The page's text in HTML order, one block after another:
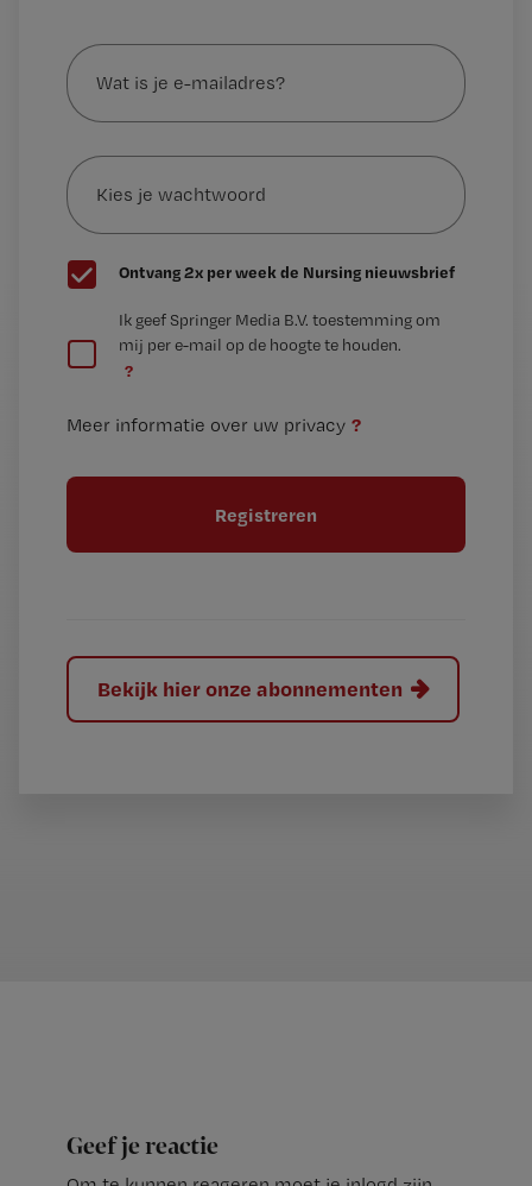
Wat
is
je
mailadres?
Kies
je
wachtwoord
G
e
t
Ontvang 2x per week de Nursing nieuwsbrief
e
t
l
Ik geef Springer Media B.V. toestemming om
mij per e-mail op de hoogte te houden.
?
Meer informatie over uw privacy ?
Bekijk hier onze abonnementen
Geef je reactie